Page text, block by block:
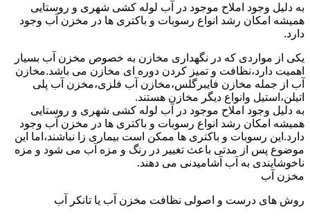
به دلیل وجود املاح موجود در آب لوله کشی شهری و روستایی
همیشه امکان رشد انواع رسوبات و باکتری ها در مخزن آب وجود
دارد.
یکی از مواردی که در نگهداری مخازن به خصوص مخزن آب بسیار
اهمیت دارد،نظافت و تمیز کردن دوره ای مخازن می باشد.مخازن
آب از جمله مخازن فایبرگلس،مخازن آب فلزی،مخزن آب پلی
اتیلن،استیل وانواع دیگر مخازن هستند.
به دلیل وجود املاح موجود در آب لوله کشی شهری و روستایی
همیشه امکان رشد انواع رسوبات و باکتری ها در مخزن آب وجود
دارد.این رسوبات و باکتری ها ممکن است بیماری زا نباشند،اما این
موضوع پس از مدتی باعث تغییر در رنگ و مزه آب می شود و مزه
ناخوشایندی به آب آشامیدنی می دهند.
مخزن آب
روش های درست و اصولی نظافت مخزن آب یا تانکر آب